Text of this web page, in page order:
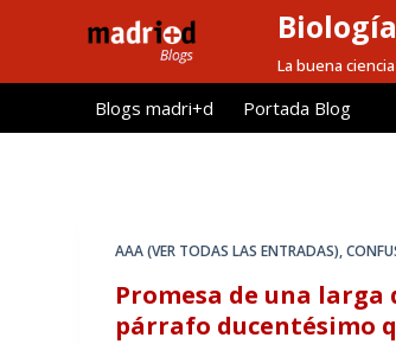
l
La buena
Blogs madri+d Portada Blog
AAA (VER TODAS LAS ENTRADAS),
Promesa de una
párrafo ducentésimo